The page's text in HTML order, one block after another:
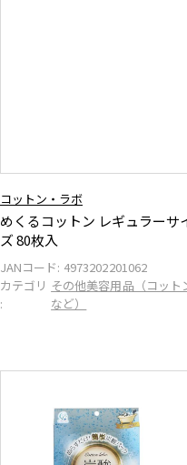
コットン・ラボ
めくるコットン レギュラーサ
ズ 80枚入
JANコード: 4973202201062
カテゴリ
:
その他美容用品（コット
など）